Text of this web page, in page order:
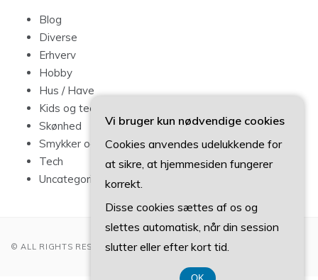
Blog
Diverse
Erhverv
Hobby
Hus / Have
Kids og teens
Skønhed
Smykker og mode
Tech
Uncategorized
© ALL RIGHTS RESERVED 2022
Vi bruger kun nødvendige cookies
Cookies anvendes udelukkende for
at sikre, at hjemmesiden fungerer
korrekt.
Disse cookies sættes af os og
slettes automatisk, når din session
slutter eller efter kort tid.